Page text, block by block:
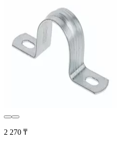
2 270 ₸